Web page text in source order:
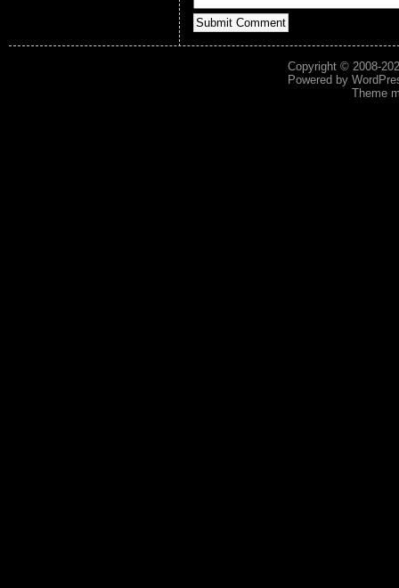
Copyright © 2008-
Powered by
Theme